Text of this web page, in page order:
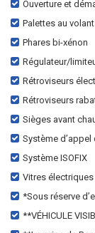
Ouverture et
Palettes au volant
Phares bi-xénon
Régulateur/
Rétroviseurs
Rétroviseurs
Sièges avant
Système d’appel
Système ISOFIX
Vitres électriques
*Sous réserve
**VÉHICULE